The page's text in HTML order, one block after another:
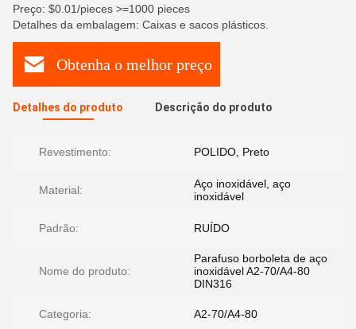
Preço: $0.01/pieces >=1000 pieces
Detalhes da embalagem: Caixas e sacos plásticos.
Obtenha o melhor preço
Detalhes do produto Descrição do produto
Revestimento: POLIDO, Preto
Material:
Aço inoxidável, aço
inoxidável
Padrão: RUÍDO
Nome do produto:
Parafuso borboleta de aço
inoxidável A2-70/A4-80
DIN316
Categoria: A2-70/A4-80